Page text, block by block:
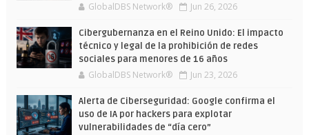
GlobalDBS Network® Jun 26, 2026
Cibergubernanza en el Reino Unido: El impacto
técnico y legal de la prohibición de redes
sociales para menores de 16 años
GlobalDBS Network® Jun 23, 2026
Alerta de Ciberseguridad: Google confirma el
uso de IA por hackers para explotar
vulnerabilidades de “día cero”